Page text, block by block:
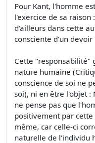
Pour Kant, l'homme
l'exercice de sa raison
d'ailleurs dans cette
consciente d'un devoir
Cette "responsabilité"
nature humaine
conscience de soi ne
soi), ni en être l'objet :
ne pense pas que
positivement par
même, car celle-ci
naturelle de l'individu